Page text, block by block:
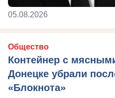
05.08.2026
Общество
Контейнер с
Донецке убрали
«Блокнота»